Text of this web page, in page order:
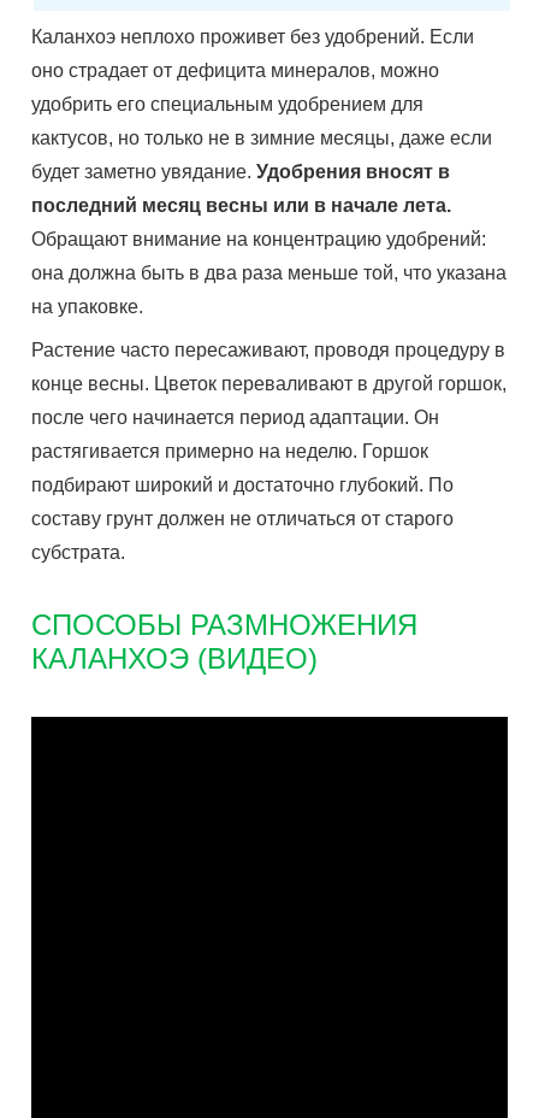
Каланхоэ неплохо проживет без удобрений. Если
оно страдает от дефицита минералов, можно
удобрить его специальным удобрением для
кактусов, но только не в зимние месяцы, даже если
будет заметно увядание.Удобрения вносят в
последний месяц весны или в начале лета.
Обращают внимание на концентрацию удобрений:
она должна быть в два раза меньше той, что указана
на упаковке.
Растение часто пересаживают, проводя процедуру в
конце весны. Цветок переваливают в другой горшок,
после чего начинается период адаптации. Он
растягивается примерно на неделю. Горшок
подбирают широкий и достаточно глубокий. По
составу грунт должен не отличаться от старого
субстрата.
СПОСОБЫ РАЗМНОЖЕНИЯ
КАЛАНХОЭ (ВИДЕО)